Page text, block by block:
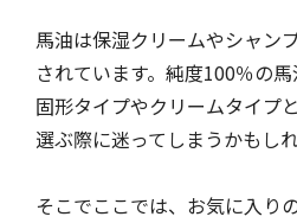
馬油は保湿クリームやシャン
されています。純度100％の
固形タイプやクリームタイプ
選ぶ際に迷ってしまうかもしれ
そこでここでは、お気に入り